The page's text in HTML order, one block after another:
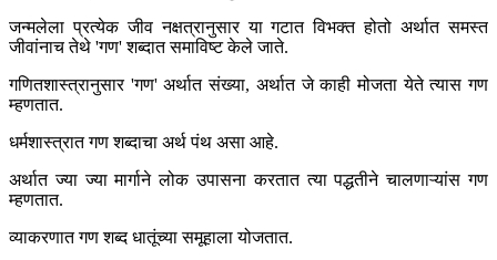
जन्मलेला प्रत्येक जीव नक्षत्रानुसार या गटात विभक्त होतो अर्थात समस्त
जीवांनाच तेथे 'गण' शब्दात समाविष्ट केले जाते.
गणितशास्त्रानुसार 'गण' अर्थात संख्या, अर्थात जे काही मोजता येते त्यास गण
म्हणतात.
धर्मशास्त्रात गण शब्दाचा अर्थ पंथ असा आहे.
अर्थात ज्या ज्या मार्गाने लोक उपासना करतात त्या पद्धतीने चालणाऱ्यांस गण
म्हणतात.
व्याकरणात गण शब्द धातूंच्या समूहाला योजतात.